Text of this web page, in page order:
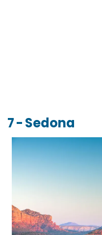
7 - Sedona